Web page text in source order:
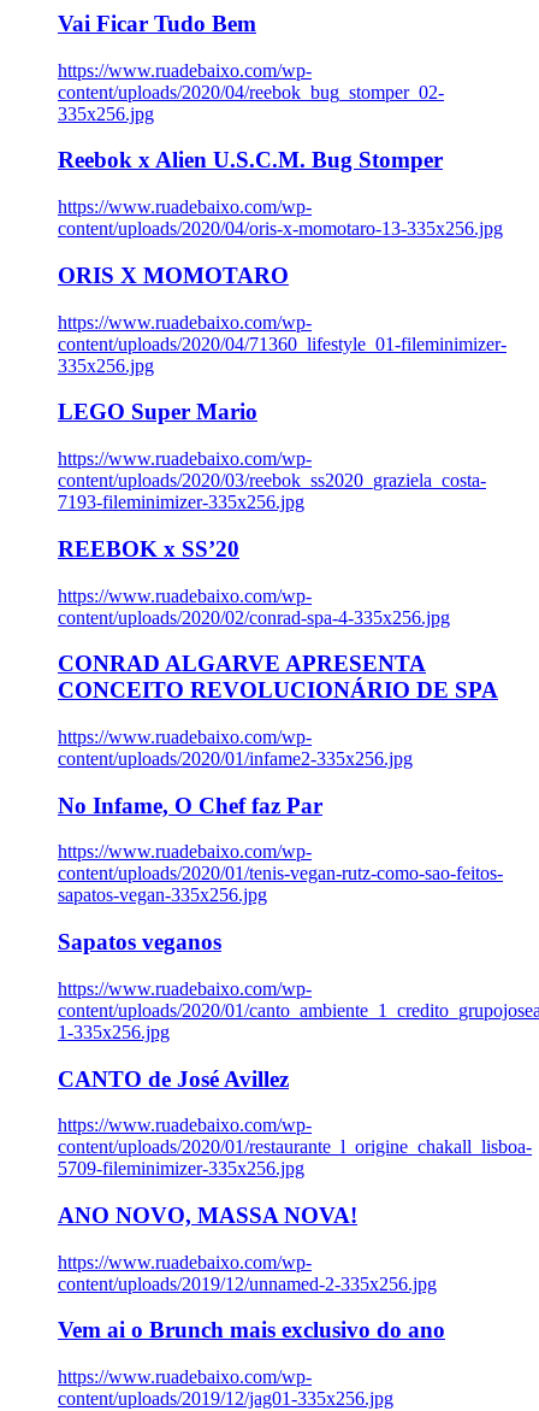
Vai Ficar Tudo Bem
https://www.ruadebaixo.com/wp-
content/uploads/2020/04/reebok_bug_stomper_02-
335x256.jpg
Reebok x Alien U.S.C.M. Bug Stomper
https://www.ruadebaixo.com/wp-
content/uploads/2020/04/oris-x-momotaro-13-335x256.jpg
ORIS X MOMOTARO
https://www.ruadebaixo.com/wp-
content/uploads/2020/04/71360_lifestyle_01-fileminimizer-
335x256.jpg
LEGO Super Mario
https://www.ruadebaixo.com/wp-
content/uploads/2020/03/reebok_ss2020_graziela_costa-
7193-fileminimizer-335x256.jpg
REEBOK x SS’20
https://www.ruadebaixo.com/wp-
content/uploads/2020/02/conrad-spa-4-335x256.jpg
CONRAD ALGARVE APRESENTA
CONCEITO REVOLUCIONÁRIO DE SPA
https://www.ruadebaixo.com/wp-
content/uploads/2020/01/infame2-335x256.jpg
No Infame, O Chef faz Par
https://www.ruadebaixo.com/wp-
content/uploads/2020/01/tenis-vegan-rutz-como-sao-feitos-
sapatos-vegan-335x256.jpg
Sapatos veganos
https://www.ruadebaixo.com/wp-
content/uploads/2020/01/
1-335x256.jpg
CANTO de José Avillez
https://www.ruadebaixo.com/wp-
content/uploads/2020/01/restaurante_l_origine_chakall_lisboa-
5709-fileminimizer-335x256.jpg
ANO NOVO, MASSA NOVA!
https://www.ruadebaixo.com/wp-
content/uploads/2019/12/unnamed-2-335x256.jpg
Vem ai o Brunch mais exclusivo do ano
https://www.ruadebaixo.com/wp-
content/uploads/2019/12/jag01-335x256.jpg